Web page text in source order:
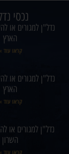
נכסי
נדל"ן למגורים או
הארץ
קראו עוד
נדל"ן למגורים או
הארץ
קראו עוד
נדל"ן למגורים או
השרון